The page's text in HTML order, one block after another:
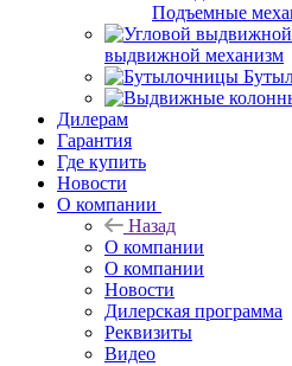
Подъемные
выдвижной механизм
Дилерам
Гарантия
Где купить
Новости
О компании
Назад
О компании
О компании
Новости
Дилерская программа
Реквизиты
Видео